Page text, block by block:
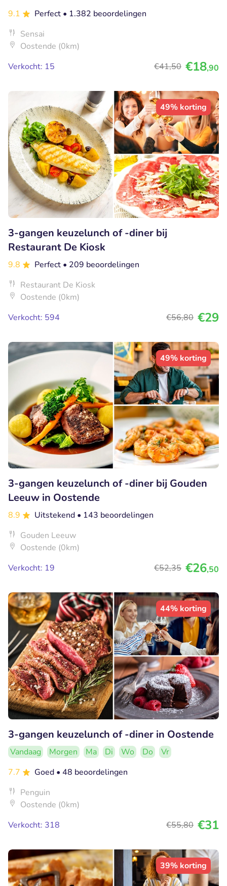
9.1
Perfect • 1.382 beoordelingen
Sensai
Oostende (0km)
Verkocht: 15
€41,50 €18,90
49% korting
3-gangen keuzelunch of -diner bij
Restaurant De Kiosk
9.8 Perfect • 209 beoordelingen
Restaurant De Kiosk
Oostende (0km)
Verkocht: 594
€56,80 €29
49% korting
3-gangen keuzelunch of -diner bij Gouden
Leeuw in Oostende
8.9 Uitstekend • 143 beoordelingen
Gouden Leeuw
Oostende (0km)
Verkocht: 19
€52,35 €26,50
44% korting
3-gangen keuzelunch of -diner in Oostende
Vandaag Morgen Ma Di Wo Do
Vr
7.7
Goed • 48 beoordelingen
Penguin
Oostende (0km)
Verkocht: 318
€55,80 €31
39% korting